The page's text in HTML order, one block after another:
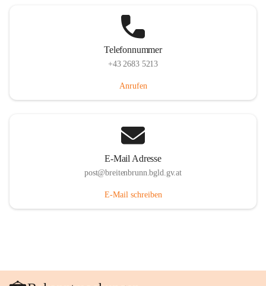
Telefonnummer
+43 2683 5213
Anrufen
E-Mail Adresse
post@breitenbrunn.bgld.gv.at
E-Mail schreiben